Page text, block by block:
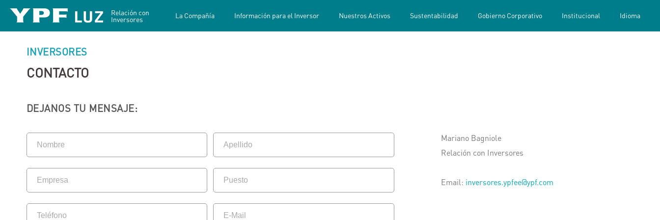
Relación con
Inversores
La Compañía Información para el Inversor Nuestros Activos(current)Sustentabilidad (current)Gobierno Corporativo Institucional Idioma
INVERSORES
CONTACTO
DEJANOS TU MENSAJE:
Mariano Bagniole
Relación con Inversores
Email: inversores.ypfee@ypf.com